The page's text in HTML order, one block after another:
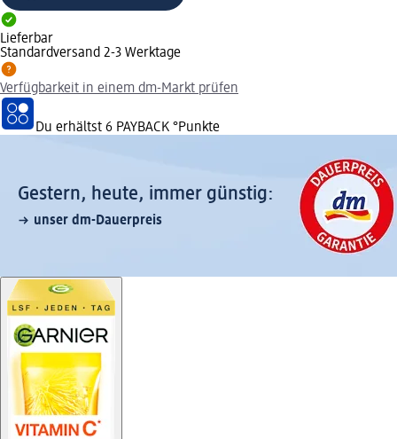
Lieferbar
Standardversand 2-3 Werktage
Verfügbarkeit in einem dm-Markt prüfen
Du erhältst 6 PAYBACK °Punkte
Gestern, heute, immer günstig:
unser dm-Dauerpreis